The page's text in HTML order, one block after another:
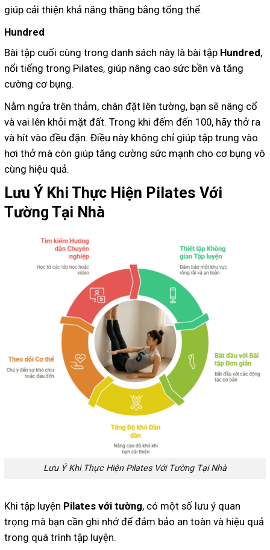
giúp cải thiện khả năng thăng bằng tổng thể.
Hundred
Bài tập cuối cùng trong danh sách này là bài tập Hundred,
nổi tiếng trong Pilates, giúp nâng cao sức bền và tăng
cường cơ bụng.
Nằm ngửa trên thảm, chân đặt lên tường, bạn sẽ nâng cổ
và vai lên khỏi mặt đất. Trong khi đếm đến 100, hãy thở ra
và hít vào đều đặn. Điều này không chỉ giúp tập trung vào
hơi thở mà còn giúp tăng cường sức mạnh cho cơ bụng vô
cùng hiệu quả.
Lưu Ý Khi Thực Hiện Pilates Với
Tường Tại Nhà
Lưu Ý Khi Thực Hiện Pilates Với Tường Tại Nhà
Khi tập luyện Pilates với tường, có một số lưu ý quan
trọng mà bạn cần ghi nhớ để đảm bảo an toàn và hiệu quả
trong quá trình tập luyện.